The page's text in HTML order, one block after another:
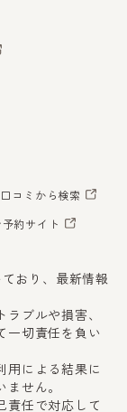
コミから検索
約サイト
おり、最新情報
ブルや損害、
一切責任を負い
用による結果に
せん。
責任で対応して